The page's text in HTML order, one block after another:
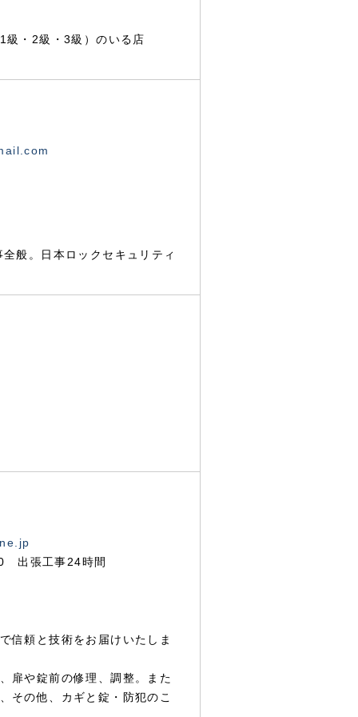
・2級・3級）のいる店
般。日本ロックセキュリティ
出張工事24時間
信頼と技術をお届けいたしま
扉や錠前の修理、調整。また
その他、カギと錠・防犯のこ